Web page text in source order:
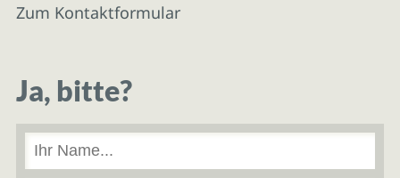
Zum Kontaktformular
Ja, bitte?